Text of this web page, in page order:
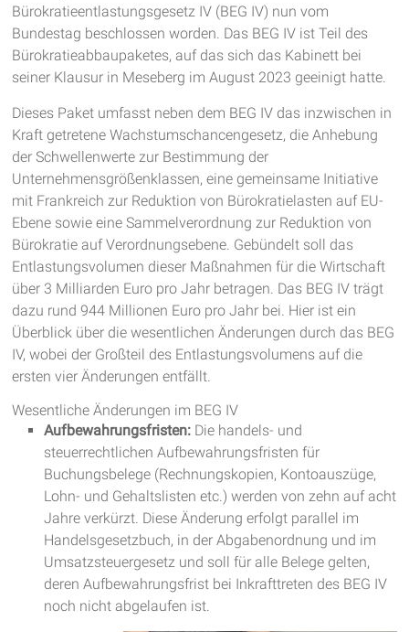
Bürokratieentlastungsgesetz IV (BEG IV) nun vom
Bundestag beschlossen worden. Das BEG IV ist Teil des
Bürokratieabbaupaketes, auf das sich das Kabinett bei
seiner Klausur in Meseberg im August 2023 geeinigt hatte.
Dieses Paket umfasst neben dem BEG IV das inzwischen in
Kraft getretene Wachstumschancengesetz, die Anhebung
der Schwellenwerte zur Bestimmung der
Unternehmensgrößenklassen, eine gemeinsame Initiative
mit Frankreich zur Reduktion von Bürokratielasten auf EU-
Ebene sowie eine Sammelverordnung zur Reduktion von
Bürokratie auf Verordnungsebene. Gebündelt soll das
Entlastungsvolumen dieser Maßnahmen für die Wirtschaft
über 3 Milliarden Euro pro Jahr betragen. Das BEG IV trägt
dazu rund 944 Millionen Euro pro Jahr bei. Hier ist ein
Überblick über die wesentlichen Änderungen durch das BEG
IV, wobei der Großteil des Entlastungsvolumens auf die
ersten vier Änderungen entfällt.
Wesentliche Änderungen im BEG IV
Aufbewahrungsfristen: Die handels- und
steuerrechtlichen Aufbewahrungsfristen für
Buchungsbelege (Rechnungskopien, Kontoauszüge,
Lohn- und Gehaltslisten etc.) werden von zehn auf acht
Jahre verkürzt. Diese Änderung erfolgt parallel im
Handelsgesetzbuch, in der Abgabenordnung und im
Umsatzsteuergesetz und soll für alle Belege gelten,
deren Aufbewahrungsfrist bei Inkrafttreten des BEG IV
noch nicht abgelaufen ist.